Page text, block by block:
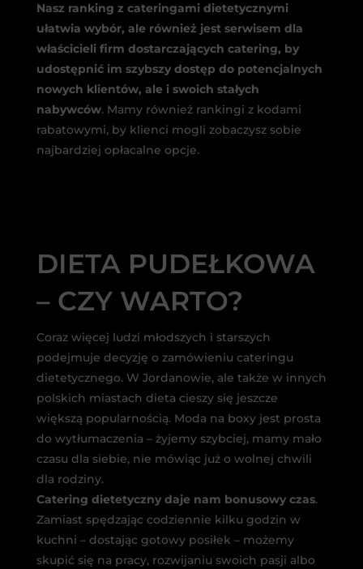
Nasz ranking z cateringami dietetycznymi
ułatwia wybór, ale również jest serwisem dla
właścicieli firm dostarczających catering, by
udostępnić im szybszy dostęp do potencjalnych
nowych klientów, ale i swoich stałych
nabywców. Mamy również rankingi z kodami
rabatowymi, by klienci mogli zobaczysz sobie
najbardziej opłacalne opcje.
DIETA PUDEŁKOWA
– CZY WARTO?
Coraz więcej ludzi młodszych i starszych
podejmuje decyzję o zamówieniu cateringu
dietetycznego. W Jordanowie, ale także w innych
polskich miastach dieta cieszy się jeszcze
większą popularnością. Moda na boxy jest prosta
do wytłumaczenia – żyjemy szybciej, mamy mało
czasu dla siebie, nie mówiąc już o wolnej chwili
dla rodziny.
Catering dietetyczny daje nam bonusowy czas.
Zamiast spędzając codziennie kilku godzin w
kuchni – dostając gotowy posiłek – możemy
skupić się na pracy, rozwijaniu swoich pasji albo